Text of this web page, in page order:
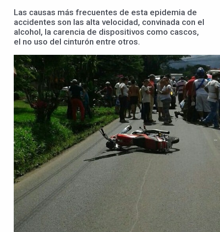
Las causas más frecuentes de esta epidemia de
accidentes son las alta velocidad, convinada con el
alcohol, la carencia de dispositivos como cascos,
el no uso del cinturón entre otros.